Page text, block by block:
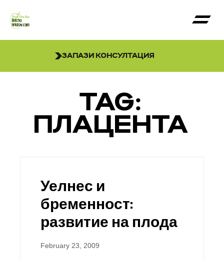
ЗАПАЗИ КОНСУЛТАЦИЯ
TAG:
ПЛАЦЕНТА
Уелнес и
бременност:
развитие на плода
February 23, 2009